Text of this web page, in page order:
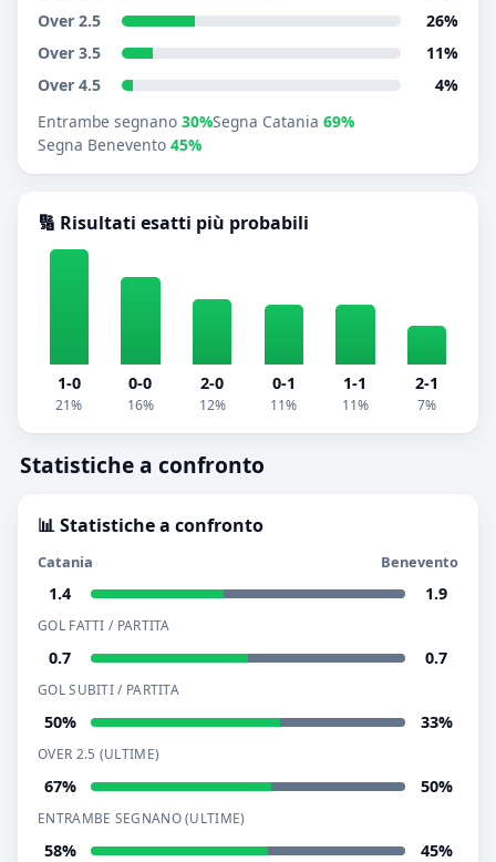
Over 2.5
26%
Over 3.5
11%
Over 4.5
4%
Entrambe segnano 30%Segna Catania 69%
Segna Benevento 45%
🔢 Risultati esatti più probabili
1-0
21%
0-0
16%
2-0
12%
0-1
11%
1-1
11%
2-1
7%
Statistiche a confronto
📊 Statistiche a confronto
Catania Benevento
1.4 1.9
GOL FATTI / PARTITA
0.7 0.7
GOL SUBITI / PARTITA
50% 33%
OVER 2.5 (ULTIME)
67% 50%
ENTRAMBE SEGNANO (ULTIME)
58% 45%